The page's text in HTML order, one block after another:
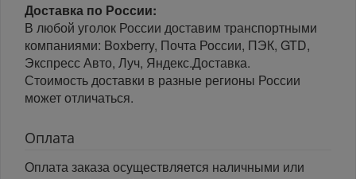
Доставка по России:
В любой уголок России доставим транспортными
компаниями: Boxberry, Почта России, ПЭК, GTD,
Экспресс Авто, Луч, Яндекс.Доставка.
Стоимость доставки в разные регионы России
может отличаться.
Оплата
Оплата заказа осуществляется наличными или